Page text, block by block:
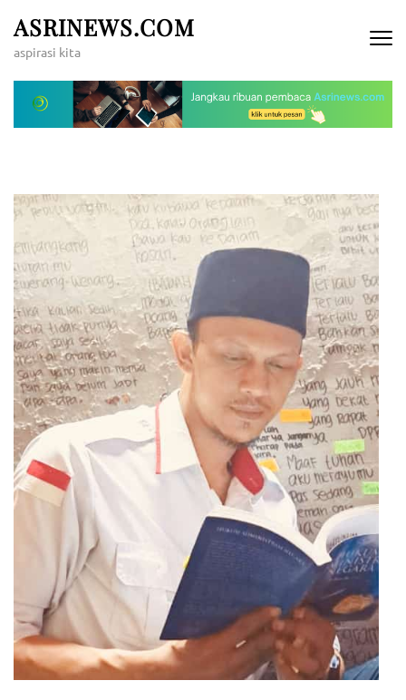
ke
konten
Enter)
ASRINEWS.COM
aspirasi kita